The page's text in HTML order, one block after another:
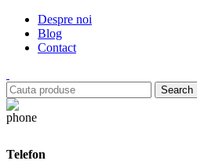
Despre noi
Blog
Contact
Search
Telefon